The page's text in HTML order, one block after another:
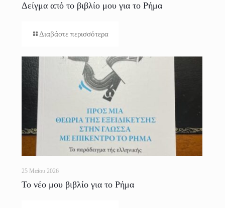
Δείγμα από το βιβλίο μου για το Ρήμα
Διαβάστε περισσότερα
25 Μαΐου 2026
Το νέο μου βιβλίο για το Ρήμα